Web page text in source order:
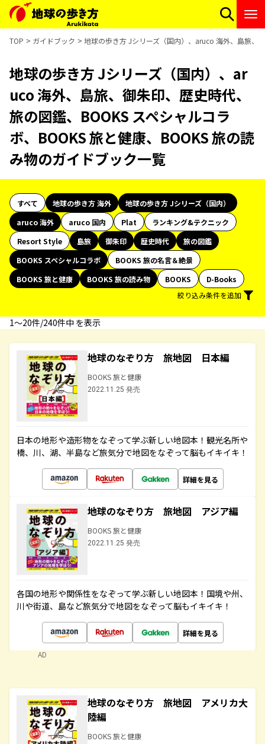
TOP ガイドブック 地球の歩き方 Jシリーズ（国内）、aruco 海外、島旅、
地球の歩き方 Jシリーズ（国内）、ar
uco 海外、島旅、御朱印、歴史時代、
旅の図鑑、BOOKS スペシャルコラ
ボ、BOOKS 旅と健康、BOOKS 旅の読
み物のガイドブック一覧
すべて 地球の歩き方 海外
地球の歩き方 Jシリーズ（国内）
aruco 海外
aruco 国内 Plat
ランキング&テクニック
Resort Style
島旅 御朱印 歴史時代
旅の図鑑
BOOKS スペシャルコラボ
BOOKS 旅の名言＆絶景
BOOKS 旅と健康
BOOKS 旅の読み物 BOOKS
D-Books
絞り込み条件を追加
1〜20件/240件中 を表示
地球のなぞり方 旅地図 日本編
BOOKS 旅と健康
2022.11.25 発売
日本の地形や造形物をなぞって学ぶ新しい地図本！観光名所や
橋、川、湖、半島など旅気分で地図をなぞって脳もイキイキ！
詳細を見る
地球のなぞり方 旅地図 アジア編
BOOKS 旅と健康
2022.11.25 発売
各国の地形や関係性をなぞって学ぶ新しい地図本！国境や州、
川や街道、島など旅気分で地図をなぞって脳もイキイキ！
詳細を見る
AD
地球のなぞり方 旅地図 アメリカ大
陸編
BOOKS 旅と健康